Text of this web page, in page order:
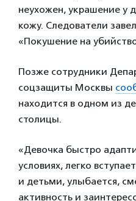
неухожен, украшение у
кожу. Следователи
«Покушение на
Позже сотрудники
соцзащиты Москвы
находится в одном из
столицы.
«Девочка быстро
условиях, легко
и детьми, улыбается,
активность и